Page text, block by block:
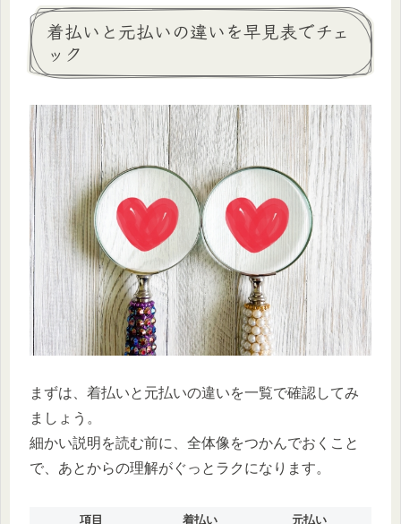
着払いと元払いの違いを早見表でチェ
ック
まずは、着払いと元払いの違いを一覧で確認してみ
ましょう。
細かい説明を読む前に、全体像をつかんでおくこと
で、あとからの理解がぐっとラクになります。
項目 着払い
元払い